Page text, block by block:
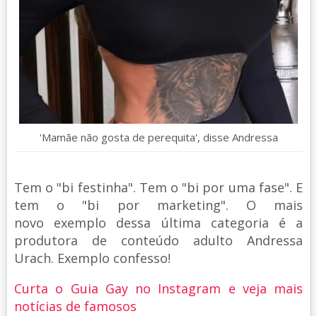
'Mamãe não gosta de perequita', disse Andressa
Tem o "bi festinha". Tem o "bi por uma fase". E
tem o "bi por marketing". O mais
novo exemplo dessa última categoria é a
produtora de conteúdo adulto Andressa
Urach. Exemplo confesso!
Curta o Guia Gay no Instagram e veja mais
notícias de famosos